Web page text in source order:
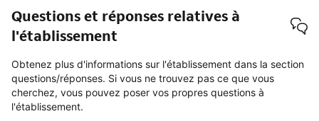
Questions et réponses relatives à
l'établissement
Obtenez plus d'informations sur l'établissement dans la section
questions/réponses. Si vous ne trouvez pas ce que vous
cherchez, vous pouvez poser vos propres questions à
l'établissement.